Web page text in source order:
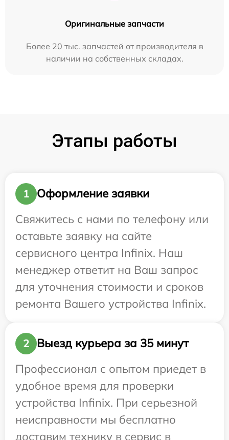
Оригинальные запчасти
Более 20 тыс. запчастей от производителя в
наличии на собственных складах.
Этапы работы
1
Оформление заявки
Свяжитесь с нами по телефону или
оставьте заявку на сайте
сервисного центра Infinix. Наш
менеджер ответит на Ваш запрос
для уточнения стоимости и сроков
ремонта Вашего устройства Infinix.
2
Выезд курьера за 35 минут
Профессионал с опытом приедет в
удобное время для проверки
устройства Infinix. При серьезной
неисправности мы бесплатно
доставим технику в сервис в